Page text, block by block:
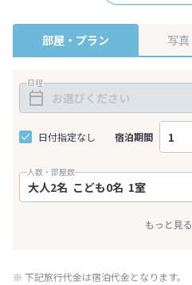
部屋・プラン 写真
日程
日付指定なし 宿泊期間
人数・部屋数
もっと見る
※ 下記旅行代金は宿泊代金となります。